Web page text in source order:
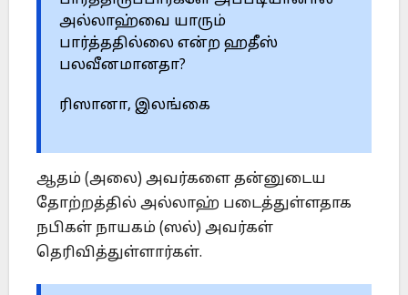
அல்லாஹ்வை யாரும்
பார்த்ததில்லை என்ற ஹதீஸ்
பலவீனமானதா?
ரிஸானா, இலங்கை
ஆதம் (அலை) அவர்களை தன்னுடைய
தோற்றத்தில் அல்லாஹ் படைத்துள்ளதாக
நபிகள் நாயகம் (ஸல்) அவர்கள்
தெரிவித்துள்ளார்கள்.